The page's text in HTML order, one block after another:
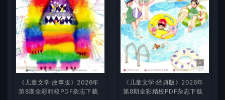
《儿童文学·故事版》2026年
第8期全彩精校PDF杂志下载
《儿童文学·经典版》2026年
第8期全彩精校PDF杂志下载
微刊杂志社
微刊杂
微刊杂志社
微刊杂